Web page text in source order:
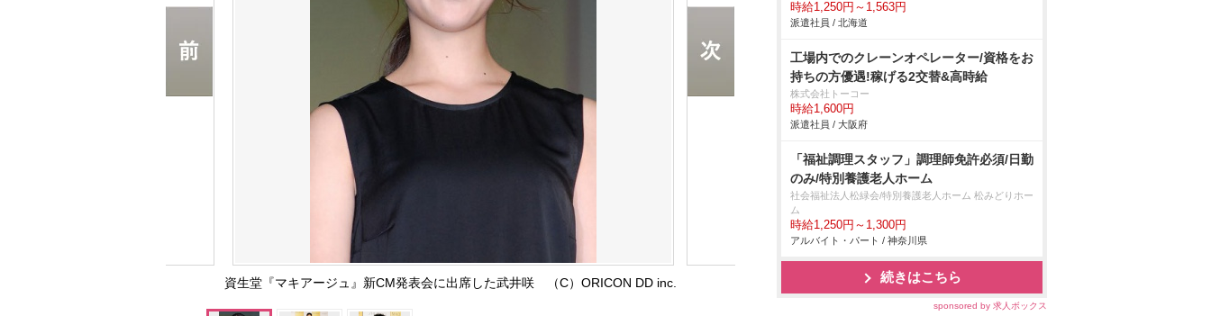
資生堂『マキアージュ』新CM発表会に出席した武井咲 （C）ORICON DD inc.
時給1,250円～1,563円
派遣社員 / 北海道
工場内でのクレーンオペレーター/資格をお
持ちの方優遇!稼げる2交替&高時給
株式会社トーコー
時給1,600円
派遣社員 / 大阪府
「福祉調理スタッフ」調理師免許必須/日勤
のみ/特別養護老人ホーム
社会福祉法人松緑会/特別養護老人ホーム 松みどりホー
ム
時給1,250円～1,300円
アルバイト・パート / 神奈川県
続きはこちら
sponsored by 求人ボックス